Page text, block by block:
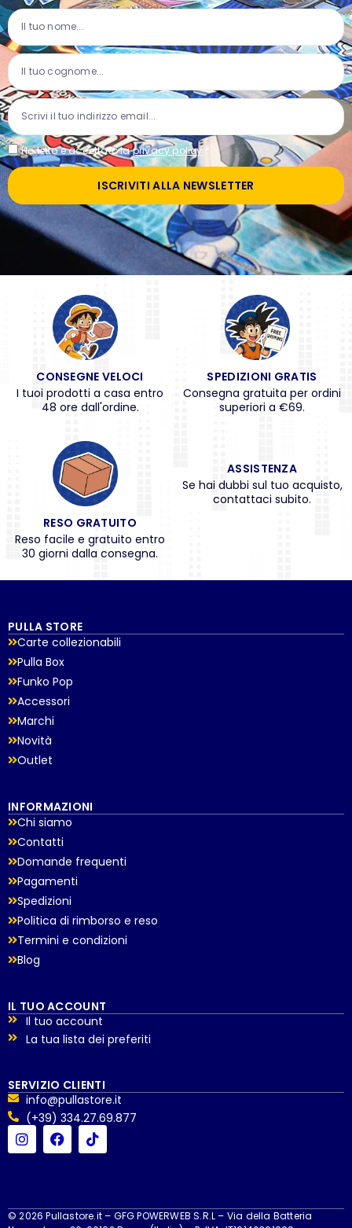
Ho letto e accettato laprivacy policy *
ISCRIVITI ALLA NEWSLETTER
CONSEGNE VELOCI
I tuoi prodotti a casa entro
48 ore dall'ordine.
SPEDIZIONI GRATIS
Consegna gratuita per ordini
superiori a €69.
RESO GRATUITO
Reso facile e gratuito entro
30 giorni dalla consegna.
ASSISTENZA
Se hai dubbi sul tuo acquisto,
contattaci subito.
PULLA STORE
Carte collezionabili
Pulla Box
Funko Pop
Accessori
Marchi
Novità
Outlet
INFORMAZIONI
Chi siamo
Contatti
Domande frequenti
Pagamenti
Spedizioni
Politica di rimborso e reso
Termini e condizioni
Blog
IL TUO ACCOUNT
Il tuo account
La tua lista dei preferiti
SERVIZIO CLIENTI
info@pullastore.it
(+39) 334.27.69.877
© 2026 Pullastore.it – GFG POWERWEB S.R.L – Via della Batteria